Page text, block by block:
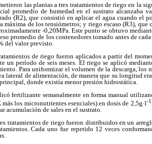
las plantas a tres tratamientos de riego en la
promedio de humedad en el sustrato alcanzaba
(R2), que consistió en aplicar el agua cuando el
máxima de los tensiómetros; y riego escaso (R3),
-0,20MPa. Este punto se obtuvo
promedio de los contenedores tomado antes de
del valor previsto.
de riego fueron aplicados a partir del
un período de seis meses. El riego se aplicó
Para uniformizar el volumen de la descarga,
lateral de alimentación, de manera que su longitud
donde existía menor presión hidrostática.
fertilizante semanalmente en forma manual
más los micronutrientes esenciales) en dosis de 2,5g·l-1
acumulación de sales en el sustrato.
tratamientos de riego fueron distribuidos en un
Cada uno fue repetido 12 veces